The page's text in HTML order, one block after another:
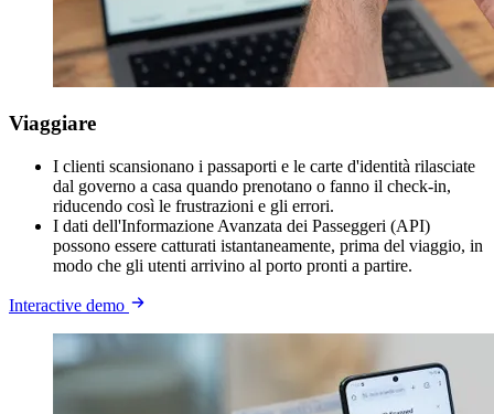
Viaggiare
I clienti scansionano i passaporti e le carte d'identità rilasciate
dal governo a casa quando prenotano o fanno il check-in,
riducendo così le frustrazioni e gli errori.
I dati dell'Informazione Avanzata dei Passeggeri (API)
possono essere catturati istantaneamente, prima del viaggio, in
modo che gli utenti arrivino al porto pronti a partire.
Interactive demo